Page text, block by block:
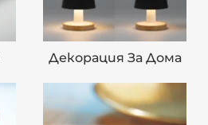
Декорация За Дома